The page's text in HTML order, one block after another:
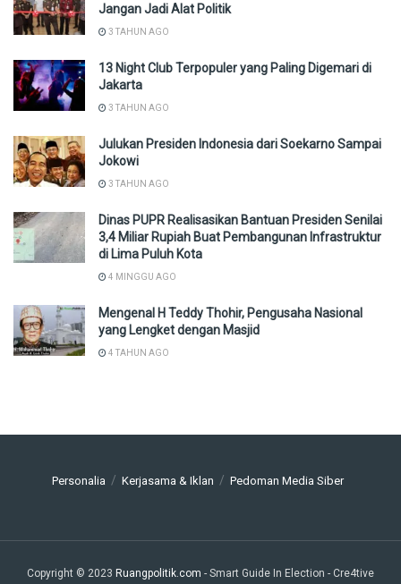
Jangan Jadi Alat Politik
3 TAHUN AGO
13 Night Club Terpopuler yang Paling Digemari di
Jakarta
3 TAHUN AGO
Julukan Presiden Indonesia dari Soekarno Sampai
Jokowi
3 TAHUN AGO
Dinas PUPR Realisasikan Bantuan Presiden Senilai
3,4 Miliar Rupiah Buat Pembangunan Infrastruktur
di Lima Puluh Kota
4 MINGGU AGO
Mengenal H Teddy Thohir, Pengusaha Nasional
yang Lengket dengan Masjid
4 TAHUN AGO
Personalia Kerjasama & Iklan Pedoman Media Siber
Copyright © 2023 Ruangpolitik.com - Smart Guide In Election - Cre4tive